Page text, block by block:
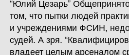
“Юлий Цезарь”
том, что пытки людей
и учреждениями ФСИН,
судей. А зря.
владеет целым арсеналом